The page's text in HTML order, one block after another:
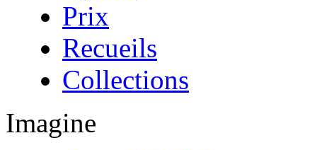
Prix
Recueils
Collections
Imagine